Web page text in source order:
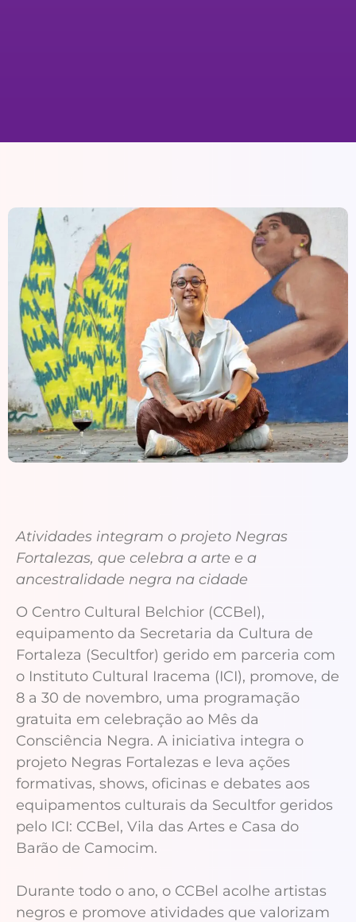
Atividades integram o projeto Negras
Fortalezas, que celebra a arte e a
ancestralidade negra na cidade
O Centro Cultural Belchior (CCBel),
equipamento da Secretaria da Cultura de
Fortaleza (Secultfor) gerido em parceria com
o Instituto Cultural Iracema (ICI), promove, de
8 a 30 de novembro, uma programação
gratuita em celebração ao Mês da
Consciência Negra. A iniciativa integra o
projeto Negras Fortalezas e leva ações
formativas, shows, oficinas e debates aos
equipamentos culturais da Secultfor geridos
pelo ICI: CCBel, Vila das Artes e Casa do
Barão de Camocim.
Durante todo o ano, o CCBel acolhe artistas
negros e promove atividades que valorizam